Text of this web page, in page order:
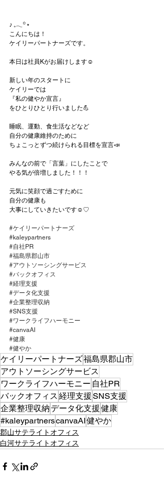
♪ 𓈒𓂃꙳⋆
こんにちは！
ケイリーパートナーズです。
本日は社員Kがお届けします☺
新しい年のスタートに
ケイリーでは
『私の健やか宣言』
をひとりひとり行いました💪
睡眠、運動、食生活などなど
自分の健康維持のために
ちょこっとずつ続けられる目標を宣言📣
みんなの前で「言葉」にしたことで
やる気が倍増しました！！！
元気に笑顔で過ごすために
自分の健康も
大事にしていきたいです☺♡
#ケイリーパートナーズ
#kaleypartners
#自社PR
#福島県郡山市
#アウトソーシングサービス
#バックオフィス
#経理支援
#データ化支援
#企業整理収納
#SNS支援
#ワークライフハーモニー
#canvaAI
#健康
#健やか
ケイリーパートナーズ福島県郡山市
アウトソーシングサービス
ワークライフハーモニー 自社PR
バックオフィス 経理支援SNS支援
企業整理収納 データ化支援健康
#kaleypartnerscanvaAI健やか
郡山サテライトオフィス
白河サテライトオフィス